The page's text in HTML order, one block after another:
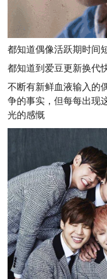
都知道偶像活跃期时间
都知道到爱豆更新换代
不断有新鲜血液输入的
争的事实，但每每出现
光的感慨